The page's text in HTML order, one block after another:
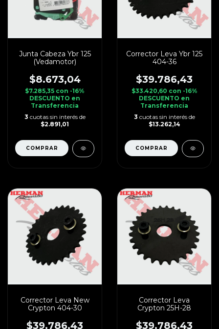
Junta Cabeza Ybr 125
(Vedamotor)
$8.673,04
$7.285,35 con -16%
DESCUENTO en
Transferencia
3 cuotas sin interés de
$2.891,01
Corrector Leva Ybr 125
404-36
$39.786,43
$33.420,60 con -16%
DESCUENTO en
Transferencia
3 cuotas sin interés de
$13.262,14
Corrector Leva New
Crypton 404-30
$39.786,43
Corrector Leva
Crypton 25H-28
$39.786,43